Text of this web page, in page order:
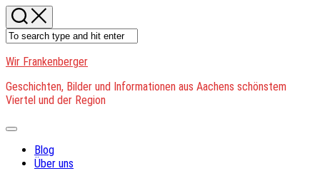
Skip
to
content
Wir Frankenberger
Geschichten, Bilder und Informationen aus Aachens schönstem
Viertel und der Region
Expand
Blog
Über uns